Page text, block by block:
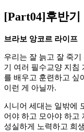
[Part04]후반
브라보 앙코르 라이프
우리는 잘 늙고 잘 죽
기 여러 필수교양 지침
를 배우고 훈련하고 싶
이런 게 아닐까.
시니어 세대는 일밖에
어야 하고 모아야 하고
성실하게 노력하고 희